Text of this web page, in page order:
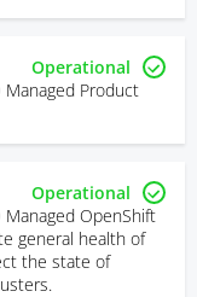
Operational
Product
Operational
OpenShift
general health of
the state of